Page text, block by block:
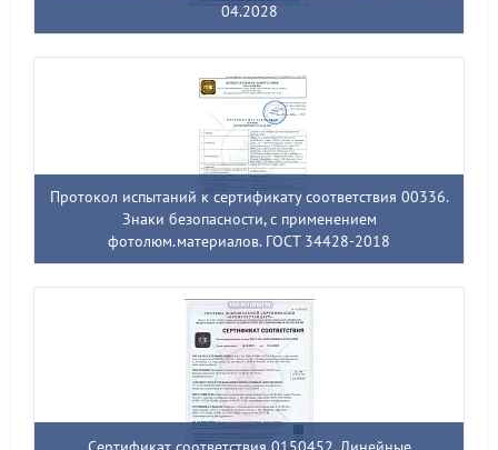
04.2028
Протокол испытаний к сертификату соответствия 00336.
Знаки безопасности, с применением
фотолюм.материалов. ГОСТ 34428-2018